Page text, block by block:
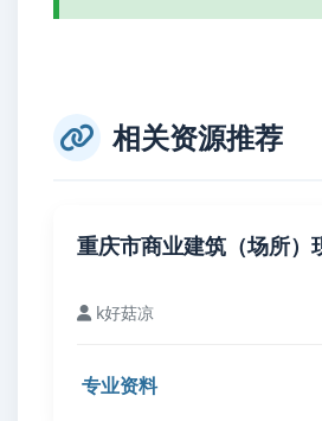
相关资源推荐
重庆市商业建筑（场所）
k好菇凉
专业资料